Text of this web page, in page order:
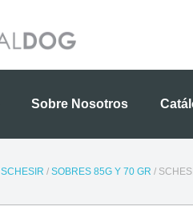
Sobre Nosotros
SCHESIR / SOBRES 85G Y 70 GR /